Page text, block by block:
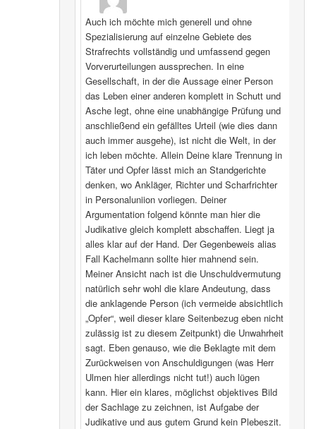
Auch ich möchte mich generell und ohne
Spezialisierung auf einzelne Gebiete des
Strafrechts vollständig und umfassend gegen
Vorverurteilungen aussprechen. In eine
Gesellschaft, in der die Aussage einer Person
das Leben einer anderen komplett in Schutt und
Asche legt, ohne eine unabhängige Prüfung und
anschließend ein gefälltes Urteil (wie dies dann
auch immer ausgehe), ist nicht die Welt, in der
ich leben möchte. Allein Deine klare Trennung in
Täter und Opfer lässt mich an Standgerichte
denken, wo Ankläger, Richter und Scharfrichter
in Personaluniion vorliegen. Deiner
Argumentation folgend könnte man hier die
Judikative gleich komplett abschaffen. Liegt ja
alles klar auf der Hand. Der Gegenbeweis alias
Fall Kachelmann sollte hier mahnend sein.
Meiner Ansicht nach ist die Unschuldvermutung
natürlich sehr wohl die klare Andeutung, dass
die anklagende Person (ich vermeide absichtlich
„Opfer“, weil dieser klare Seitenbezug eben nicht
zulässig ist zu diesem Zeitpunkt) die Unwahrheit
sagt. Eben genauso, wie die Beklagte mit dem
Zurückweisen von Anschuldigungen (was Herr
Ulmen hier allerdings nicht tut!) auch lügen
kann. Hier ein klares, möglichst objektives Bild
der Sachlage zu zeichnen, ist Aufgabe der
Judikative und aus gutem Grund kein Plebeszit.